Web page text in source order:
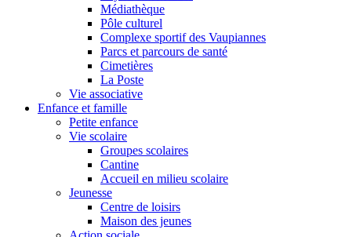
Médiathèque
Pôle culturel
Complexe sportif des Vaupiannes
Parcs et parcours de santé
Cimetières
La Poste
Vie associative
Enfance et famille
Petite enfance
Vie scolaire
Groupes scolaires
Cantine
Accueil en milieu scolaire
Jeunesse
Centre de loisirs
Maison des jeunes